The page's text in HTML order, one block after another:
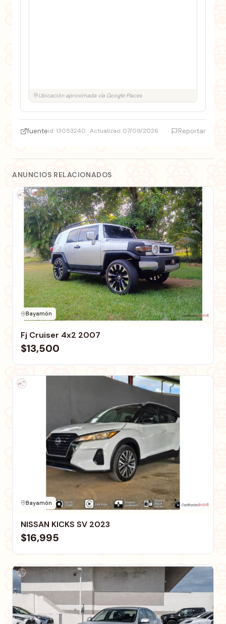
Ubicación aproximada vía Google Places
fuenteid: 13053240 · Actualizao: 07/09/2026 Reportar
ANUNCIOS RELACIONADOS
Bayamón
Fj Cruiser 4x2 2007
$13,500
Bayamón
NISSAN KICKS SV 2023
$16,995